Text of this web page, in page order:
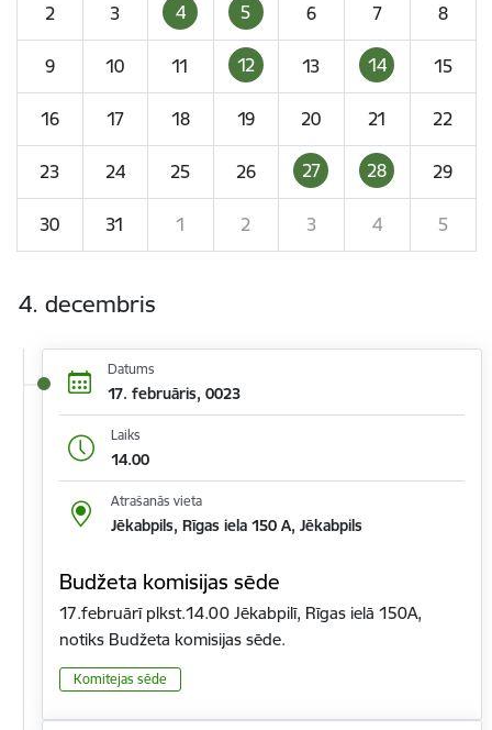
2 3 4 5 6 7 8
9 10 11 12 13 14 15
16 17 18 19 20 21 22
23 24 25 26 27 28 29
30 31 1 2 3 4 5
4. decembris
Datums
17. februāris, 0023
Laiks
14.00
Atrašanās vieta
Jēkabpils, Rīgas iela 150 A, Jēkabpils
Budžeta komisijas sēde
17.februārī plkst.14.00 Jēkabpilī, Rīgas ielā 150A,
notiks Budžeta komisijas sēde.
Komitejas sēde